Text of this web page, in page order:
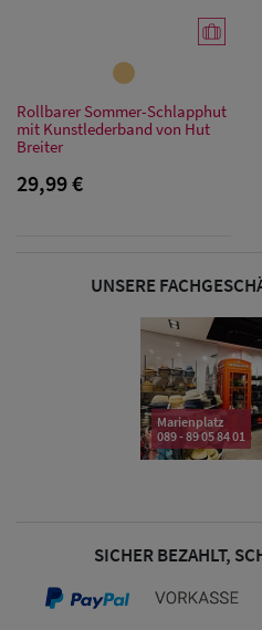
Bandana Caps
Damen
Sonnenschilder
Damen
Snapback Caps
Damen Caps
Großgrößen
Rollbarer Sommer-Schlapphut
mit Kunstlederband von Hut
Breiter
29,99 €
UNSERE
Marienplatz
089 - 89 05 84 01
SICHER BEZAHLT,